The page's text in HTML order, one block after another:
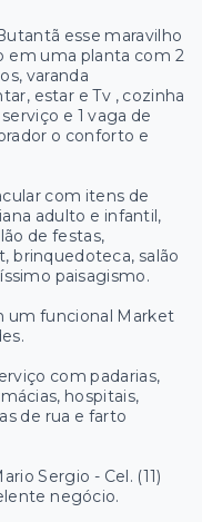
esse maravilho
em uma planta com 2
varanda
estar e Tv , cozinha
e 1 vaga de
o conforto e
com itens de
adulto e infantil,
de festas,
brinquedoteca, salão
paisagismo.
um funcional Market
com padarias,
hospitais,
de rua e farto
Sergio - Cel. (11)
negócio.